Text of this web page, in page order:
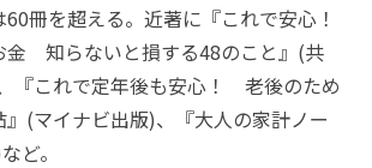
冊を超える。近著に『これで安心！
金 知らないと損する48のこと』(共
『これで定年後も安心！ 老後のため
』(マイナビ出版)、『大人の家計ノー
ど。